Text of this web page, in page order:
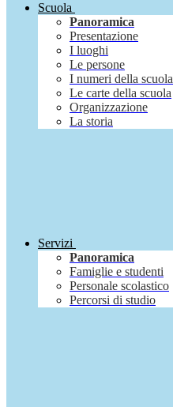
Scuola
Panoramica
Presentazione
I luoghi
Le persone
I numeri della scuola
Le carte della scuola
Organizzazione
La storia
Servizi
Panoramica
Famiglie e studenti
Personale scolastico
Percorsi di studio